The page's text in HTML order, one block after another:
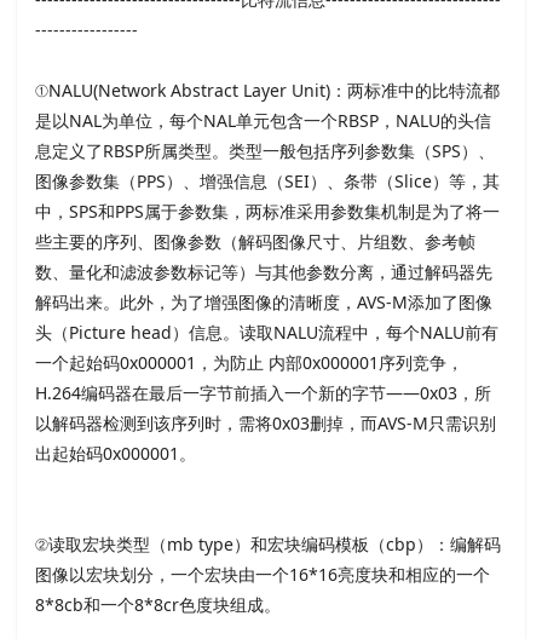
-----------------
①NALU(Network Abstract Layer Unit)：两标准中的比特流都
是以NAL为单位，每个NAL单元包含一个RBSP，NALU的头信
息定义了RBSP所属类型。类型一般包括序列参数集（SPS）、
图像参数集（PPS）、增强信息（SEI）、条带（Slice）等，其
中，SPS和PPS属于参数集，两标准采用参数集机制是为了将一
些主要的序列、图像参数（解码图像尺寸、片组数、参考帧
数、量化和滤波参数标记等）与其他参数分离，通过解码器先
解码出来。此外，为了增强图像的清晰度，AVS-M添加了图像
头（Picture head）信息。读取NALU流程中，每个NALU前有
一个起始码0x000001，为防止 内部0x000001序列竞争，
H.264编码器在最后一字节前插入一个新的字节——0x03，所
以解码器检测到该序列时，需将0x03删掉，而AVS-M只需识别
出起始码0x000001。
②读取宏块类型（mb type）和宏块编码模板（cbp）：编解码
图像以宏块划分，一个宏块由一个16*16亮度块和相应的一个
8*8cb和一个8*8cr色度块组成。